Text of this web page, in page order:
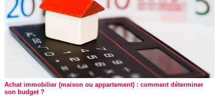
Achat immobilier (maison ou appartement) : comment déterminer
son budget ?